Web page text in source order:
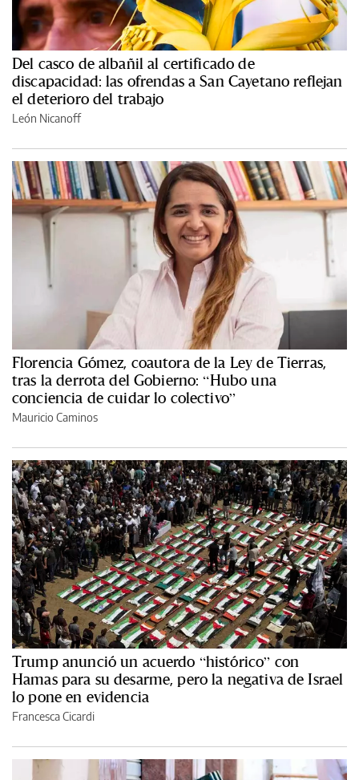
Del casco de albañil al certificado de
discapacidad: las ofrendas a San Cayetano reflejan
el deterioro del trabajo
León Nicanoff
Florencia Gómez, coautora de la Ley de Tierras,
tras la derrota del Gobierno: “Hubo una
conciencia de cuidar lo colectivo”
Mauricio Caminos
Trump anunció un acuerdo “histórico” con
Hamas para su desarme, pero la negativa de Israel
lo pone en evidencia
Francesca Cicardi